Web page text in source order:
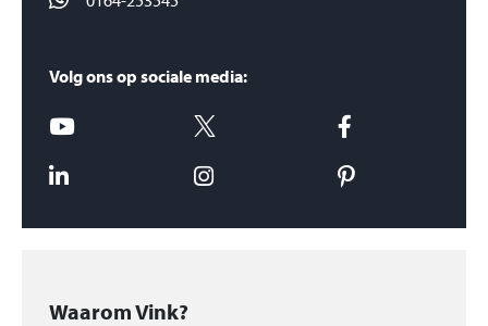
Volg ons op sociale media:
Waarom Vink?